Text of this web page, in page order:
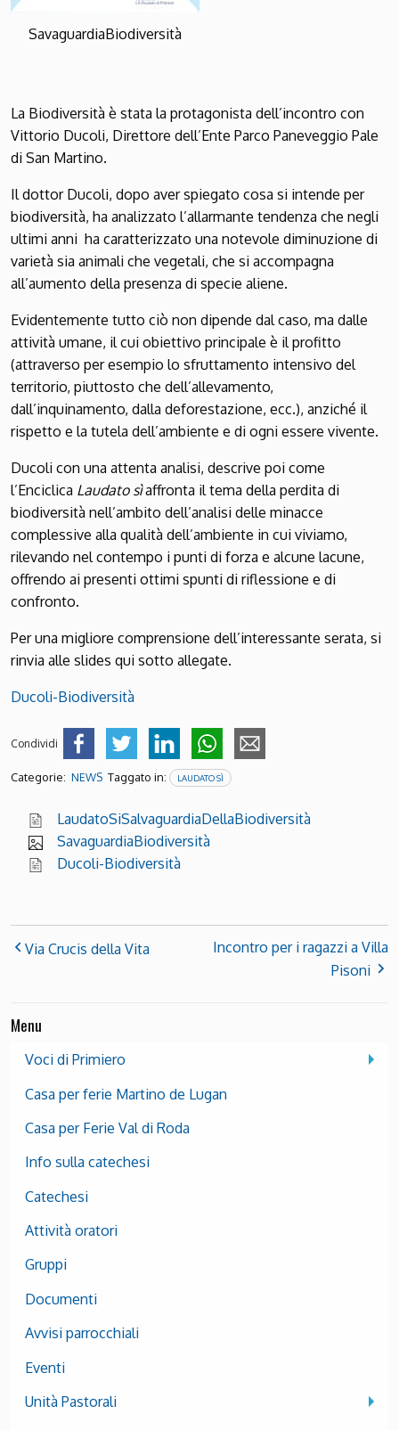
SavaguardiaBiodiversità
La Biodiversità è stata la protagonista dell’incontro con
Vittorio Ducoli, Direttore dell’Ente Parco Paneveggio Pale
di San Martino.
Il dottor Ducoli, dopo aver spiegato cosa si intende per
biodiversità, ha analizzato l’allarmante tendenza che negli
ultimi anni ha caratterizzato una notevole diminuzione di
varietà sia animali che vegetali, che si accompagna
all’aumento della presenza di specie aliene.
Evidentemente tutto ciò non dipende dal caso, ma dalle
attività umane, il cui obiettivo principale è il profitto
(attraverso per esempio lo sfruttamento intensivo del
territorio, piuttosto che dell’allevamento,
dall’inquinamento, dalla deforestazione, ecc.), anziché il
rispetto e la tutela dell’ambiente e di ogni essere vivente.
Ducoli con una attenta analisi, descrive poi come
l’Enciclica Laudato sìaffronta il tema della perdita di
biodiversità nell’ambito dell’analisi delle minacce
complessive alla qualità dell’ambiente in cui viviamo,
rilevando nel contempo i punti di forza e alcune lacune,
offrendo ai presenti ottimi spunti di riflessione e di
confronto.
Per una migliore comprensione dell’interessante serata, si
rinvia alle slides qui sotto allegate.
Ducoli-Biodiversità
Condividi
Categorie: NEWS Taggato in: LAUDATO SÌ
LaudatoSiSalvaguardiaDellaBiodiversità
SavaguardiaBiodiversità
Ducoli-Biodiversità
Via Crucis della Vita
Incontro per i ragazzi a Villa
Pisoni
Menu
Voci di Primiero
Casa per ferie Martino de Lugan
Casa per Ferie Val di Roda
Info sulla catechesi
Catechesi
Attività oratori
Gruppi
Documenti
Avvisi parrocchiali
Eventi
Unità Pastorali